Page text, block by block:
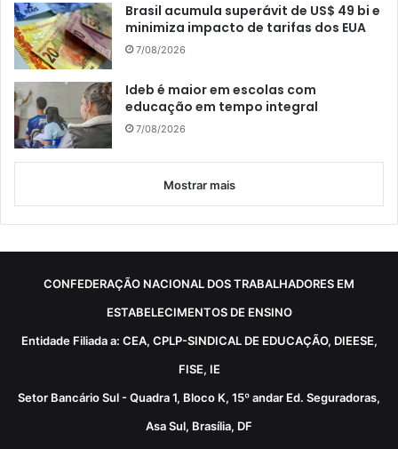
Brasil acumula superávit de US$ 49 bi e
minimiza impacto de tarifas dos EUA
7/08/2026
Ideb é maior em escolas com
educação em tempo integral
7/08/2026
Mostrar mais
CONFEDERAÇÃO NACIONAL DOS TRABALHADORES EM
ESTABELECIMENTOS DE ENSINO
Entidade Filiada a: CEA, CPLP-SINDICAL DE EDUCAÇÃO, DIEESE,
FISE, IE
Setor Bancário Sul - Quadra 1, Bloco K, 15º andar Ed. Seguradoras,
Asa Sul, Brasília, DF